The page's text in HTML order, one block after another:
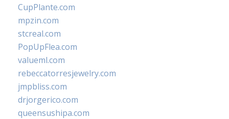
CupPlante.com
mpzin.com
stcreal.com
PopUpFlea.com
valueml.com
rebeccatorresjewelry.com
jmpbliss.com
drjorgerico.com
queensushipa.com